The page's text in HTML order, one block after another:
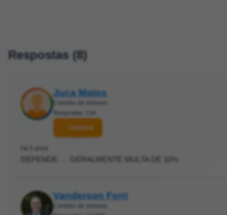
Respostas (8)
Juca Matos
Contatar
DEPENDE. . . GERALMENTE MULTA DE 10%
Vanderson Ferri